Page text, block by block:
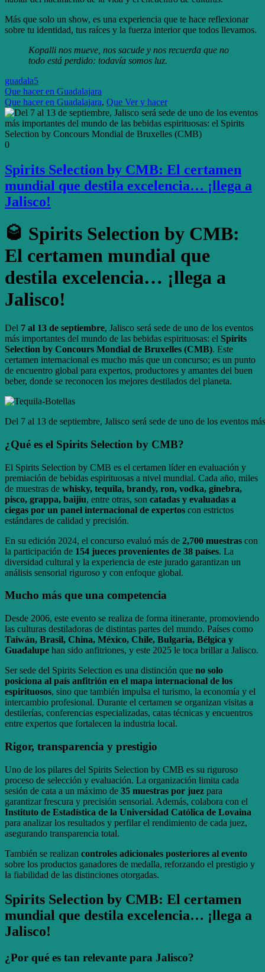
Más que solo un show, es una experiencia que te hace reflexionar
sobre tu identidad, tus raíces y la fuerza interior que todos llevamos.
Kopalli nos mueve, nos sacude y nos recuerda que no
todo está perdido: todavía somos luz.
guadala5
Que hacer en Guadalajara
Que hacer en Guadalajara, Que Ver y hacer
0
Spirits Selection by CMB: El certamen
mundial que destila excelencia… ¡llega a
Jalisco!
🥃 Spirits Selection by CMB:
El certamen mundial que
destila excelencia… ¡llega a
Jalisco!
Del 7 al 13 de septiembre, Jalisco será sede de uno de los eventos
más importantes del mundo de las bebidas espirituosas: el Spirits
Selection by Concours Mondial de Bruxelles (CMB). Este
certamen internacional es mucho más que un concurso; es un punto
de encuentro global para expertos, productores y amantes del buen
beber, donde se reconocen los mejores destilados del planeta.
Del 7 al 13 de septiembre, Jalisco será sede de uno de los eventos
¿Qué es el Spirits Selection by CMB?
El Spirits Selection by CMB es el certamen líder en evaluación y
premiación de bebidas espirituosas a nivel mundial. Cada año, miles
de muestras de whisky, tequila, brandy, ron, vodka, ginebra,
pisco, grappa, baijiu, entre otras, son catadas y evaluadas a
ciegas por un panel internacional de expertos con estrictos
estándares de calidad y precisión.
En su edición 2024, el concurso evaluó más de 2,700 muestras con
la participación de 154 jueces provenientes de 38 países. La
diversidad cultural y la experiencia de este jurado garantizan un
análisis sensorial riguroso y con enfoque global.
Mucho más que una competencia
Desde 2006, este evento se realiza de forma itinerante, promoviendo
las culturas destiladoras de distintas partes del mundo. Países como
Taiwán, Brasil, China, México, Chile, Bulgaria, Bélgica y
Guadalupe han sido anfitriones, y este 2025 le toca brillar a Jalisco.
Ser sede del Spirits Selection es una distinción que no solo
posiciona al país anfitrión en el mapa internacional de los
espirituosos, sino que también impulsa el turismo, la economía y el
intercambio profesional. Durante el certamen se organizan visitas a
destilerías, conferencias especializadas, catas técnicas y encuentros
entre expertos que fortalecen la industria local.
Rigor, transparencia y prestigio
Uno de los pilares del Spirits Selection by CMB es su riguroso
proceso de selección y evaluación. La organización limita cada
sesión de cata a un máximo de 35 muestras por juez para
garantizar frescura y precisión sensorial. Además, colabora con el
Instituto de Estadística de la Universidad Católica de Lovaina
para analizar los resultados y perfilar el rendimiento de cada juez,
asegurando transparencia total.
También se realizan controles adicionales posteriores al evento
sobre los productos ganadores de medalla, reforzando el prestigio y
la fiabilidad de las distinciones otorgadas.
Spirits Selection by CMB: El certamen
mundial que destila excelencia… ¡llega a
Jalisco!
¿Por qué es tan relevante para Jalisco?